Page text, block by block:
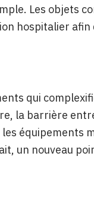
Les objets
hospitalier
qui
la barrière
équipements
un nouveau